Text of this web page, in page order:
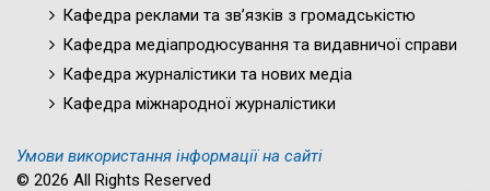
Кафедра реклами та зв’язків з громадськістю
Кафедра медіапродюсування та видавничої справи
Кафедра журналістики та нових медіа
Кафедра міжнародної журналістики
Умови використання інформації на сайті
© 2026 All Rights Reserved